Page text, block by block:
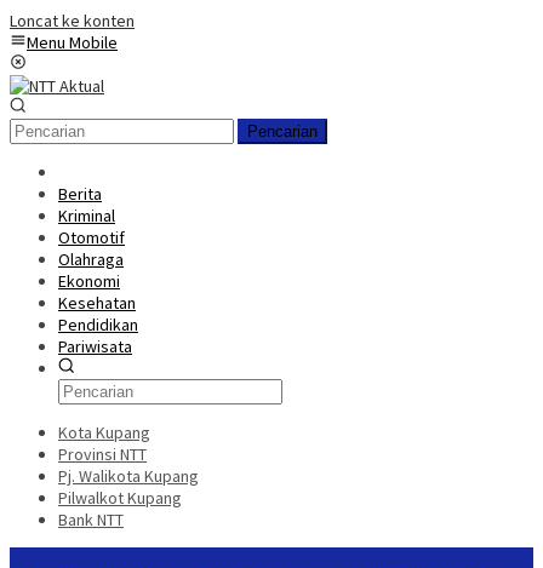
Loncat ke konten
Menu Mobile
Pencarian
Berita
Kriminal
Otomotif
Olahraga
Ekonomi
Kesehatan
Pendidikan
Pariwisata
Kota Kupang
Provinsi NTT
Pj. Walikota Kupang
Pilwalkot Kupang
Bank NTT